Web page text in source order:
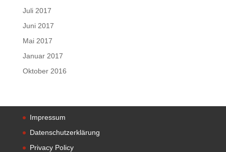
Juli 2017
Juni 2017
Mai 2017
Januar 2017
Oktober 2016
Impressum
Datenschutzerklärung
Privacy Policy